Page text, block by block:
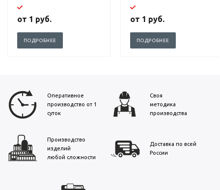
от 1 руб.
ПОДРОБНЕЕ
от 1 руб.
ПОДРОБНЕЕ
Оперативное
производство от 1
суток
Своя
методика
производства
Производство
изделий
любой сложности
Доставка по всей
России